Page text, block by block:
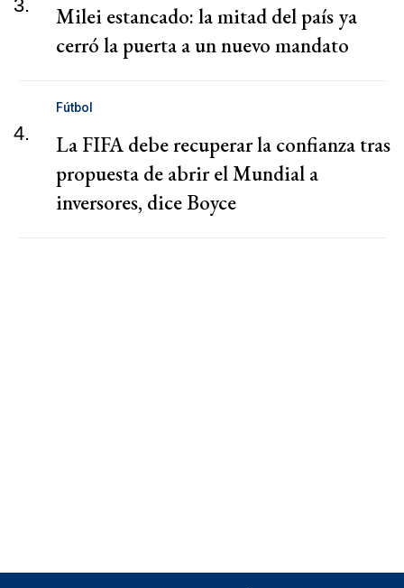
3.
Milei estancado: la mitad del país ya
cerró la puerta a un nuevo mandato
4.
Fútbol
La FIFA debe recuperar la confianza tras
propuesta de abrir el Mundial a
inversores, dice Boyce